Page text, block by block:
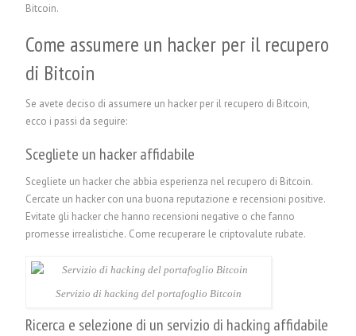
Bitcoin.
Come assumere un hacker per il recupero
di Bitcoin
Se avete deciso di assumere un hacker per il recupero di Bitcoin,
ecco i passi da seguire:
Scegliete un hacker affidabile
Scegliete un hacker che abbia esperienza nel recupero di Bitcoin.
Cercate un hacker con una buona reputazione e recensioni positive.
Evitate gli hacker che hanno recensioni negative o che fanno
promesse irrealistiche. Come recuperare le criptovalute rubate.
Servizio di hacking del portafoglio Bitcoin
Ricerca e selezione di un servizio di hacking affidabile